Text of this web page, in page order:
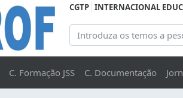
CGTP INTERNACIONAL
C. Formação JSS C. Documentação